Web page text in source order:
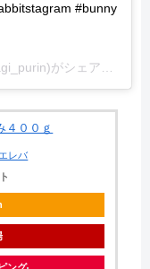
#bunny
がシェアした投稿 –
４００ｇ
レバ